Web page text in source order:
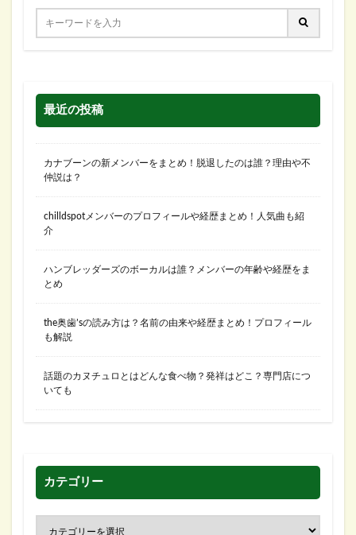
最近の投稿
カナブーンの新メンバーをまとめ！脱退したのは誰？理由や不
仲説は？
chilldspotメンバーのプロフィールや経歴まとめ！人気曲も紹
介
ハンブレッダーズのボーカルは誰？メンバーの年齢や経歴をま
とめ
the奥歯’sの読み方は？名前の由来や経歴まとめ！プロフィール
も解説
話題のカヌチュロとはどんな食べ物？発祥はどこ？専門店につ
いても
カテゴリー